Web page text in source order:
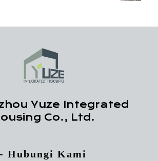
Yuze Integrated
Co., Ltd.
- Hubungi Kami